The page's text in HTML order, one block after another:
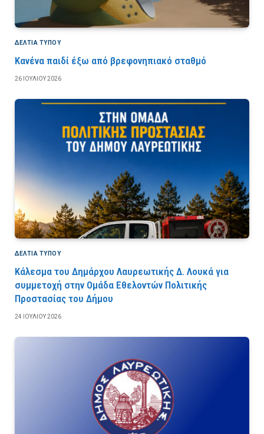
ΔΕΛΤΙΑ ΤΥΠΟΥ
Κανένα παιδί έξω από βρεφονηπιακό σταθμό
26 ΙΟΥΛΊΟΥ 2026
ΔΕΛΤΙΑ ΤΥΠΟΥ
Κάλεσμα του Δημάρχου Λαυρεωτικής Δ. Λουκά για
συμμετοχή στην Ομάδα Εθελοντών Πολιτικής
Προστασίας του Δήμου
24 ΙΟΥΛΊΟΥ 2026